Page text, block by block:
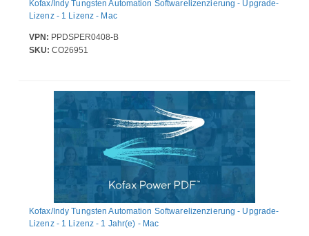
Kofax/Indy Tungsten Automation Softwarelizenzierung - Upgrade-
Lizenz - 1 Lizenz - Mac
VPN: PPDSPER0408-B
SKU: CO26951
Kofax/Indy Tungsten Automation Softwarelizenzierung - Upgrade-
Lizenz - 1 Lizenz - 1 Jahr(e) - Mac